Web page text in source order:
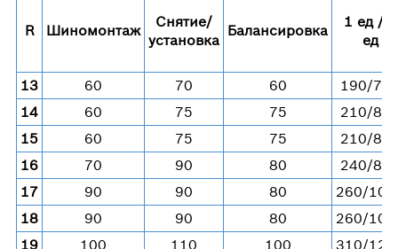
R Шиномонтаж
Снятие/
установка
Балансировка
1 ед / 4
ед
13 60 70 60
190/
14
60 75 75
210/
15
60 75 75
210/
16
70 90 80
240/
17
90 90 80
260/
18
90 90 80
260/
19
100 110 100
310/